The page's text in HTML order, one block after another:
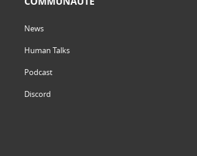
News
Human Talks
Podcast
Discord